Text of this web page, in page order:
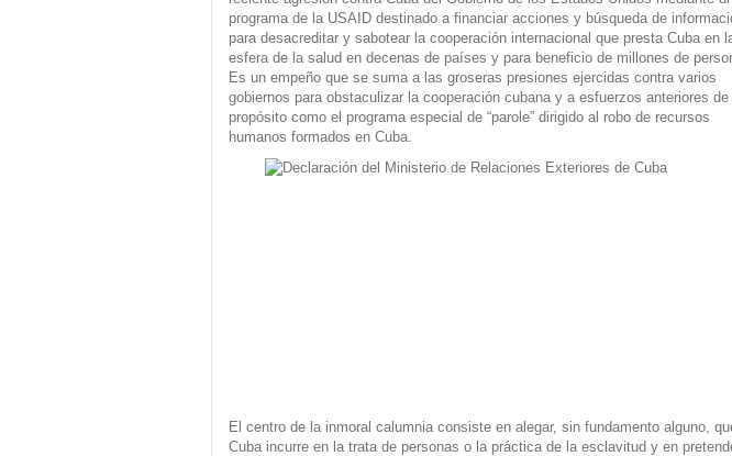
programa de la USAID destinado a financiar acciones y búsqueda de
para desacreditar y sabotear la cooperación internacional que presta Cuba en
esfera de la salud en decenas de países y para beneficio de millones de
Es un empeño que se suma a las groseras presiones ejercidas contra varios
gobiernos para obstaculizar la cooperación cubana y a esfuerzos anteriores de
propósito como el programa especial de “parole” dirigido al robo de recursos
humanos formados en Cuba.
El centro de la inmoral calumnia consiste en alegar, sin fundamento alguno,
Cuba incurre en la trata de personas o la práctica de la esclavitud y en